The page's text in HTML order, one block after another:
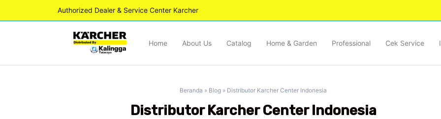
Authorized Dealer & Service Center Karcher
Home About Us Catalog Home & Garden Professional Cek Service
Beranda » Blog » Distributor Karcher Center Indonesia
Distributor Karcher Center Indonesia